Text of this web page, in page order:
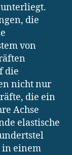
die
von
die
nicht nur
die ein
Achse
elastische
in einem